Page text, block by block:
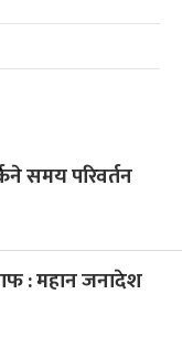
समय परिवर्तन
: महान जनादेश